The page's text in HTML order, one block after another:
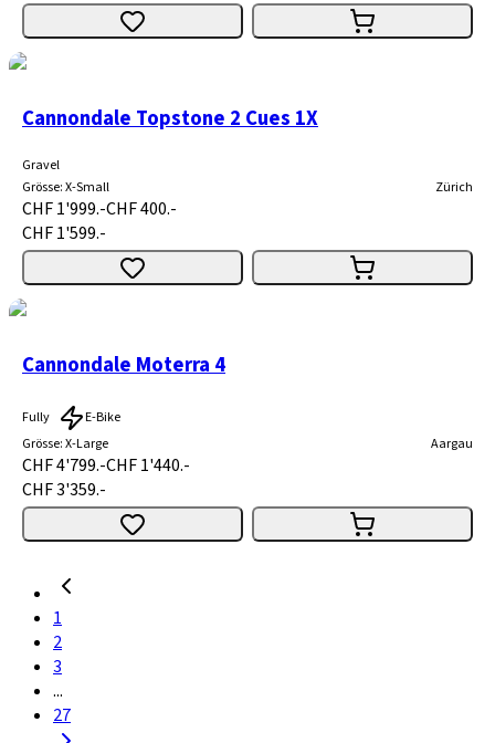
Cannondale Topstone 2 Cues 1X
Gravel
Grösse:X-Small Zürich
CHF 1'999.-CHF 400.-
CHF 1'599.-
Cannondale Moterra 4
Fully
E-Bike
Grösse:X-Large Aargau
CHF 4'799.-CHF 1'440.-
CHF 3'359.-
1
2
3
...
27